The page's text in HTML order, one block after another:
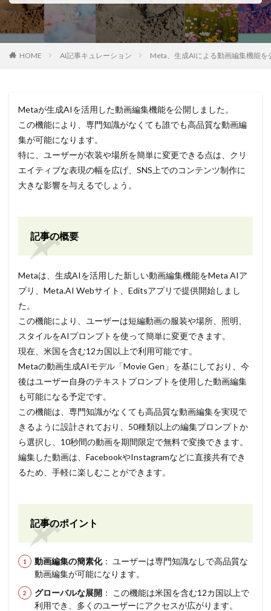
HOME AI記事キュレーション Meta、生成AIによる動画編集機能を
Metaが生成AIを活用した動画編集機能を公開しました。
この機能により、専門知識がなくても誰でも高品質な動画編
集が可能になります。
特に、ユーザーが衣装や場所を簡単に変更できる点は、クリ
エイティブな表現の幅を広げ、SNS上でのコンテンツ制作に
大きな影響を与えるでしょう。
記事の概要
Metaは、生成AIを活用した新しい動画編集機能をMeta AIア
プリ、Meta.AI Webサイト、Editsアプリで提供開始しまし
た。
この機能により、ユーザーは短編動画の服装や場所、照明、
スタイルをAIプロンプトを使って簡単に変更できます。
現在、米国を含む12カ国以上で利用可能です。
Metaの動画生成AIモデル「Movie Gen」を基にしており、今
後はユーザー自身のテキストプロンプトを使用した動画編集
も可能になる予定です。
この機能は、専門知識がなくても高品質な動画編集を実現で
きるように設計されており、50種類以上の編集プロンプトか
ら選択し、10秒間の動画を期間限定で無料で変換できます。
編集した動画は、FacebookやInstagramなどに直接共有でき
るため、手軽に楽しむことができます。
記事のポイント
動画編集の簡素化： ユーザーは専門知識なしで高品質な
動画編集が可能になります。
グローバルな展開 ： この機能は米国を含む12カ国以上で
利用でき、多くのユーザーにアクセスが広がります。